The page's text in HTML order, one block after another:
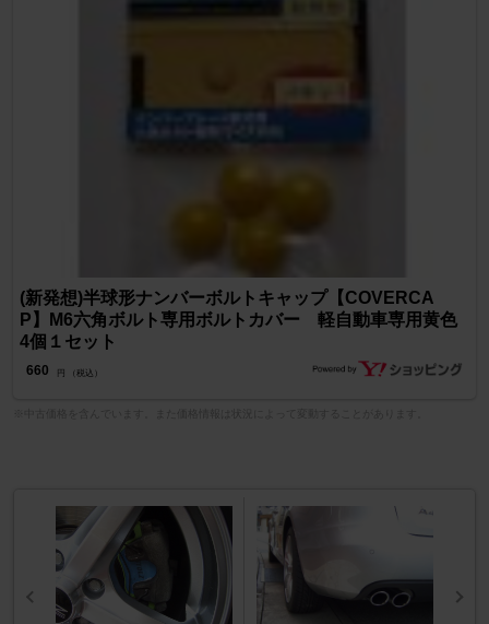
(新発想)半球形ナンバーボルトキャップ【COVERCA
P】M6六角ボルト専用ボルトカバー 軽自動車専用黄色
4個１セット
660 円 （税込）